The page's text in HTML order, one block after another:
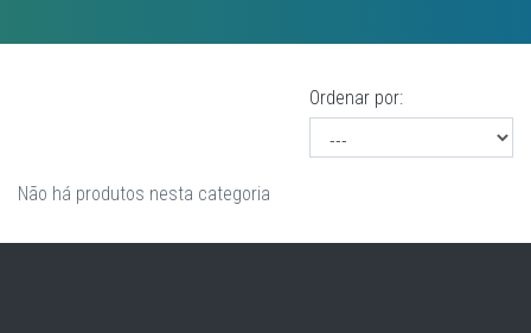
Ordenar por:
Não há produtos nesta categoria